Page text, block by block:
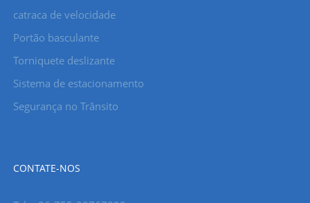
catraca de velocidade
Portão basculante
Torniquete deslizante
Sistema de estacionamento
Segurança no Trânsito
CONTATE-NOS